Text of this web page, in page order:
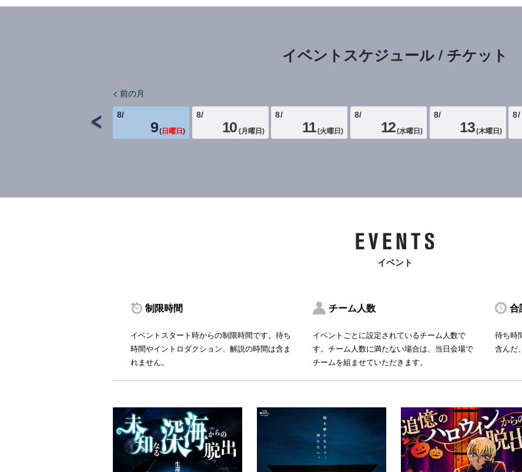
イベントスケジュール / チケット
< 前の月
8/
9 (日曜日)
8/
10 (月曜日)
8/
11 (火曜日)
8/
12 (水曜日)
8/
13 (木曜日)
8/
イベント
制限時間
イベントスタート時からの制限時間です。待ち
時間やイントロダクション、解説の時間は含ま
れません。
チーム人数
イベントごとに設定されているチーム人数で
す。チーム人数に満たない場合は、当日会場で
チームを組ませていただきます。
合
待ち時
含んだ